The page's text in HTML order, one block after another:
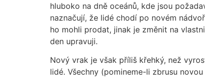
hluboko na dně oceánů, kde jsou
naznačují, že lidé chodí po novém
ho mohli prodat, jinak je změnit na
den upravuji.
Nový vrak je však příliš křehký, než
lidé. Všechny (pomineme-li zbrusu